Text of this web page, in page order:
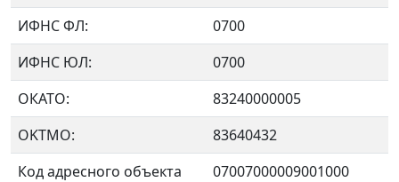
ИФНС ФЛ:
0700
ИФНС ЮЛ:
0700
ОКАТО:
83240000005
OKTMO:
83640432
Код адресного объекта
07007000009001000